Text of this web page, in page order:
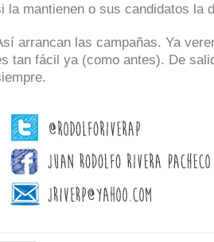
la mantienen o sus candidatos la
arrancan las campañas. Ya
tan fácil ya (como antes). De